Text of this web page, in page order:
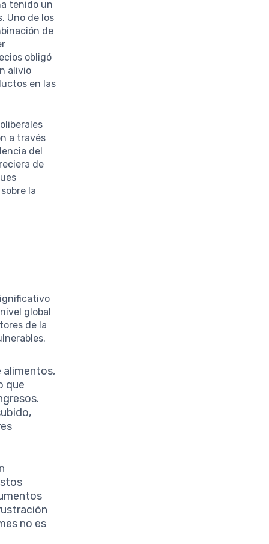
tenido un
Uno de los
de
obligó
alivio
en las
a través
del
de
la
global
de la
alimentos,
que
no es